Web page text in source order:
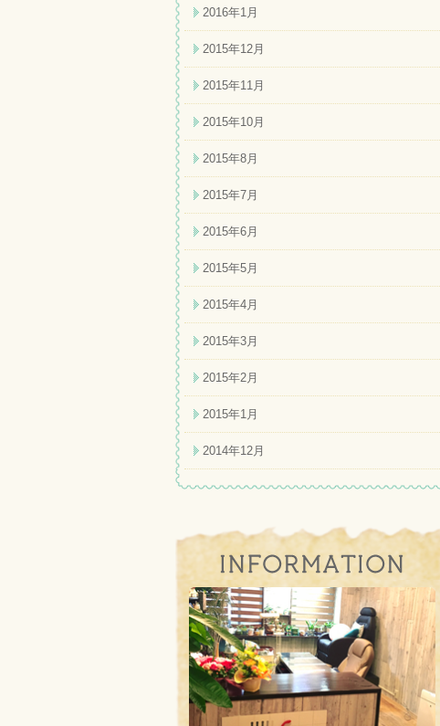
2016年1月
2015年12月
2015年11月
2015年10月
2015年8月
2015年7月
2015年6月
2015年5月
2015年4月
2015年3月
2015年2月
2015年1月
2014年12月